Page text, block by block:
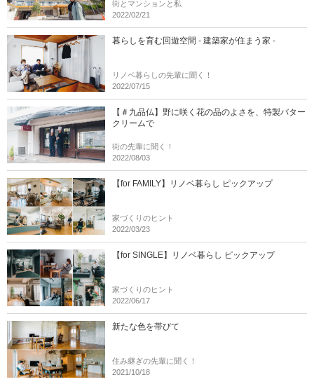
街とマンションと私
2022/02/21
暮らしを育む回遊空間 - 建築家が住まう家 -
リノベ暮らしの先輩に聞く！
2022/07/15
【＃九品仏】野に咲く花の品のよさを、特製バター
クリームで
街の先輩に聞く！
2022/08/03
【for FAMILY】リノベ暮らし ピックアップ
家づくりのヒント
2022/03/23
【for SINGLE】リノベ暮らし ピックアップ
家づくりのヒント
2022/06/17
新たな色を帯びて
住み継ぎの先輩に聞く！
2021/10/18